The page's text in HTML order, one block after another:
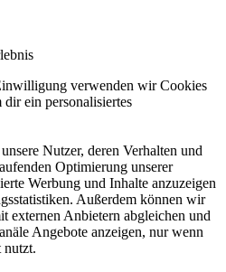
verwenden wir Cookies
ein personalisiertes
Nutzer, deren Verhalten und
Optimierung unserer
Werbung und Inhalte anzuzeigen
Außerdem können wir
externen Anbietern abgleichen und
Angebote anzeigen, nur wenn
nutzt.